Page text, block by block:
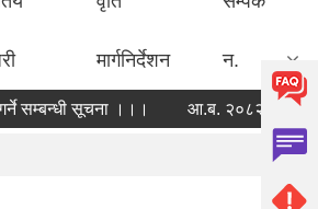
मार्गनिर्देशन न.
सूचना ।।। आ.ब. २०८२।०८३ को